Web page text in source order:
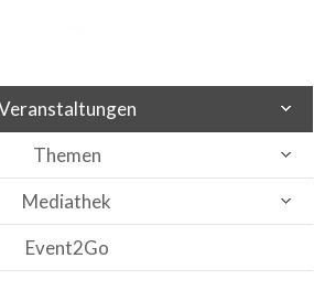
Themen
Mediathek
Event2Go